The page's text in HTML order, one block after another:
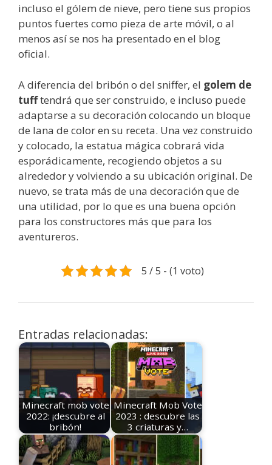
incluso el gólem de nieve, pero tiene sus propios
puntos fuertes como pieza de arte móvil, o al
menos así se nos ha presentado en el blog
oficial.
A diferencia del bribón o del sniffer, el golem de
tufftendrá que ser construido, e incluso puede
adaptarse a su decoración colocando un bloque
de lana de color en su receta. Una vez construido
y colocado, la estatua mágica cobrará vida
esporádicamente, recogiendo objetos a su
alrededor y volviendo a su ubicación original. De
nuevo, se trata más de una decoración que de
una utilidad, por lo que es una buena opción
para los constructores más que para los
aventureros.
5 / 5 - (1 voto)
Entradas relacionadas:
Minecraft mob vote
2022: ¡descubre al
bribón!
Minecraft Mob Vote
2023 : descubre las
3 criaturas y…